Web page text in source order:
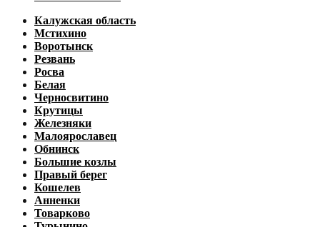
Калужская область
Мстихино
Воротынск
Резвань
Росва
Белая
Черносвитино
Крутицы
Железняки
Малоярославец
Обнинск
Большие козлы
Правый берег
Кошелев
Анненки
Товарково